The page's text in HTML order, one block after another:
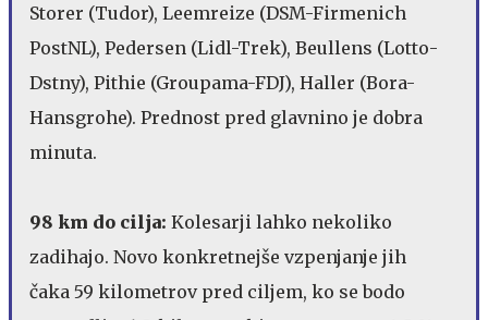
Storer (Tudor), Leemreize (DSM-Firmenich
PostNL), Pedersen (Lidl-Trek), Beullens (Lotto-
Dstny), Pithie (Groupama-FDJ), Haller (Bora-
Hansgrohe). Prednost pred glavnino je dobra
minuta.
98 km do cilja: Kolesarji lahko nekoliko
zadihajo. Novo konkretnejše vzpenjanje jih
čaka 59 kilometrov pred ciljem, ko se bodo